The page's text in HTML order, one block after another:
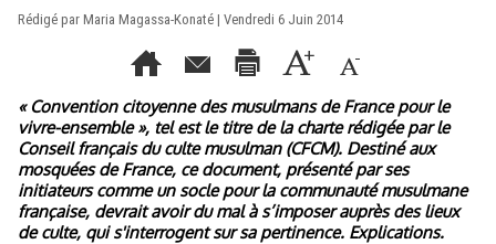
Rédigé par Maria Magassa-Konaté | Vendredi 6 Juin 2014
« Convention citoyenne des musulmans de France pour le
vivre-ensemble », tel est le titre de la charte rédigée par le
Conseil français du culte musulman (CFCM). Destiné aux
mosquées de France, ce document, présenté par ses
initiateurs comme un socle pour la communauté musulmane
française, devrait avoir du mal à s’imposer auprès des lieux
de culte, qui s'interrogent sur sa pertinence. Explications.